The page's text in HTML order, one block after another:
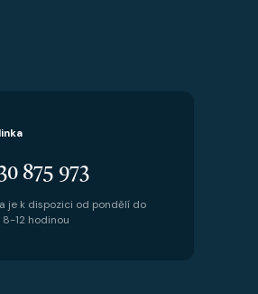
875 973
je k dispozici od pondělí do
12 hodinou